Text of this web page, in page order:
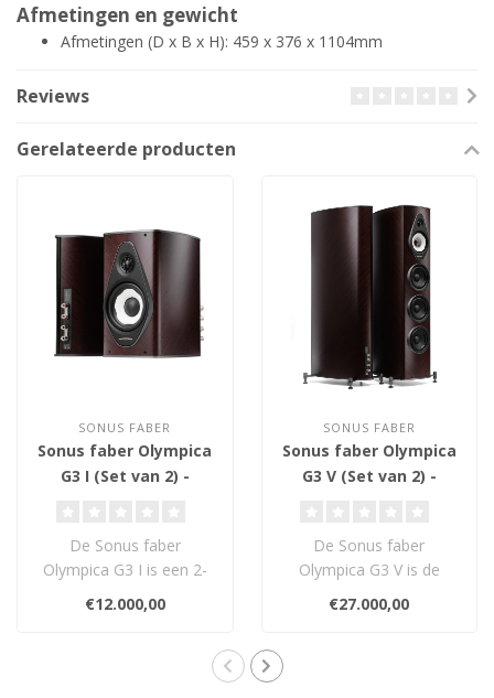
Afmetingen en gewicht
Afmetingen (D x B x H): 459 x 376 x 1104mm
Reviews
Gerelateerde producten
SONUS FABER
Sonus faber Olympica
G3 I (Set van 2) -
De Sonus faber
Olympica G3 I is een 2-
weg compacte
luidspreker met 1,1-inch
€12.000,00
SONUS FABER
Sonus faber Olympica
G3 V (Set van 2) -
De Sonus faber
Olympica G3 V is de
flagship van de Olympica
G3-lijn: een 3-weg v..
€27.000,00